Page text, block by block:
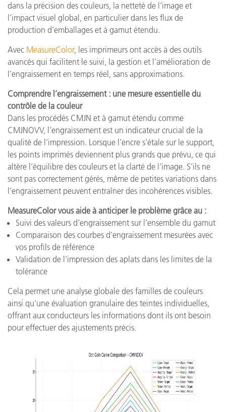
dans la précision des couleurs, la netteté de l’image et
l’impact visuel global, en particulier dans les flux de
production d’emballages et à gamut étendu.
Avec MeasureColor, les imprimeurs ont accès à des outils
avancés qui facilitent le suivi, la gestion et l’amélioration de
l’engraissement en temps réel, sans approximations.
Comprendre l’engraissement : une mesure essentielle du
contrôle de la couleur
Dans les procédés CMJN et à gamut étendu comme
CMJNOVV, l’engraissement est un indicateur crucial de la
qualité de l’impression. Lorsque l’encre s’étale sur le support,
les points imprimés deviennent plus grands que prévu, ce qui
altère l’équilibre des couleurs et la clarté de l’image. S’ils ne
sont pas correctement gérés, même de petites variations dans
l’engraissement peuvent entraîner des incohérences visibles.
MeasureColor vous aide à anticiper le problème grâce au :
Suivi des valeurs d’engraissement sur l’ensemble du gamut
Comparaison des courbes d’engraissement mesurées avec
vos profils de référence
Validation de l’impression des aplats dans les limites de la
tolérance
Cela permet une analyse globale des familles de couleurs
ainsi qu’une évaluation granulaire des teintes individuelles,
offrant aux conducteurs les informations dont ils ont besoin
pour effectuer des ajustements précis.